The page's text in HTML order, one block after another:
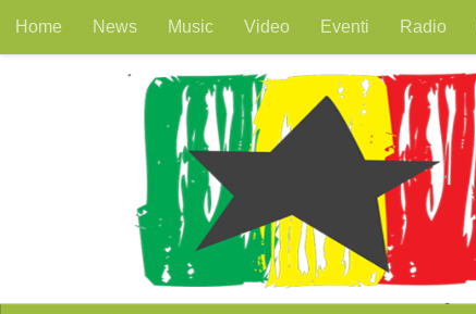
Salta al contenuto
Home News Music Video Eventi Radio